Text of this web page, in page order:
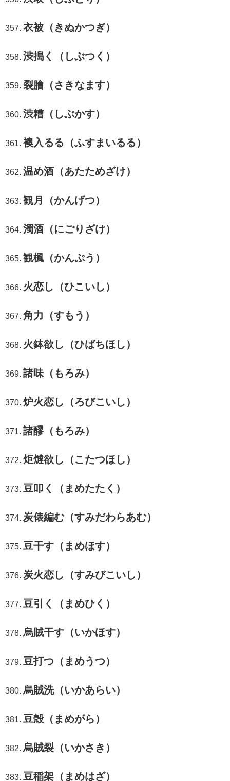
衣被（きぬかつぎ）
渋搗く（しぶつく）
裂膾（さきなます）
渋糟（しぶかす）
襖入るる（ふすまいるる）
温め酒（あたためざけ）
観月（かんげつ）
濁酒（にごりざけ）
観楓（かんぷう）
火恋し（ひこいし）
角力（すもう）
火鉢欲し（ひばちほし）
諸味（もろみ）
炉火恋し（ろびこいし）
諸醪（もろみ）
炬燵欲し（こたつほし）
豆叩く（まめたたく）
炭俵編む（すみだわらあむ）
豆干す（まめほす）
炭火恋し（すみびこいし）
豆引く（まめひく）
烏賊干す（いかほす）
豆打つ（まめうつ）
烏賊洗（いかあらい）
豆殻（まめがら）
烏賊裂（いかさき）
豆稲架（まめはざ）